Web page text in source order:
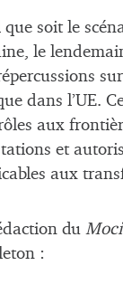
que soit le
le
dans l’UE.
aux
et
aux
du Moci
: